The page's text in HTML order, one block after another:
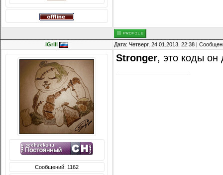
iGrill Дата: Четверг, 24.01.2013, 22:38 |
Сообщений: 1162
Stronger, это коды он